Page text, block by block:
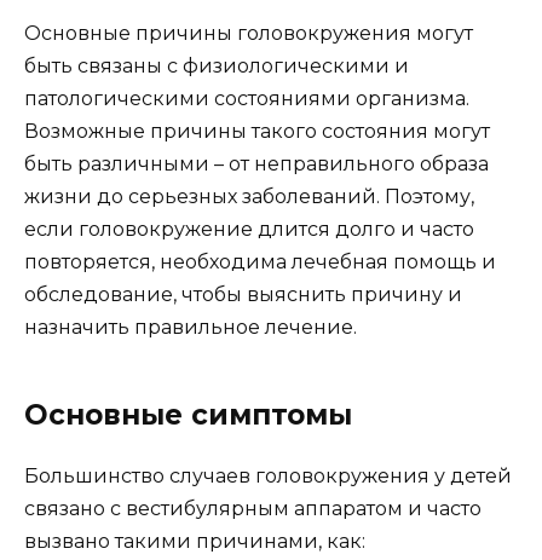
Основные причины головокружения могут
быть связаны с физиологическими и
патологическими состояниями организма.
Возможные причины такого состояния могут
быть различными – от неправильного образа
жизни до серьезных заболеваний. Поэтому,
если головокружение длится долго и часто
повторяется, необходима лечебная помощь и
обследование, чтобы выяснить причину и
назначить правильное лечение.
Основные симптомы
Большинство случаев головокружения у детей
связано с вестибулярным аппаратом и часто
вызвано такими причинами, как: